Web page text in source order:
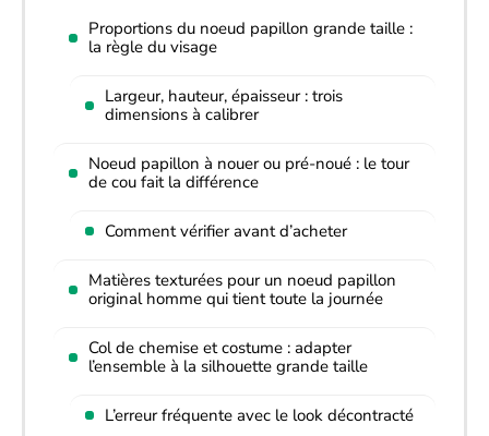
Proportions du noeud papillon grande taille :
la règle du visage
Largeur, hauteur, épaisseur : trois
dimensions à calibrer
Noeud papillon à nouer ou pré-noué : le tour
de cou fait la différence
Comment vérifier avant d’acheter
Matières texturées pour un noeud papillon
original homme qui tient toute la journée
Col de chemise et costume : adapter
l’ensemble à la silhouette grande taille
L’erreur fréquente avec le look décontracté